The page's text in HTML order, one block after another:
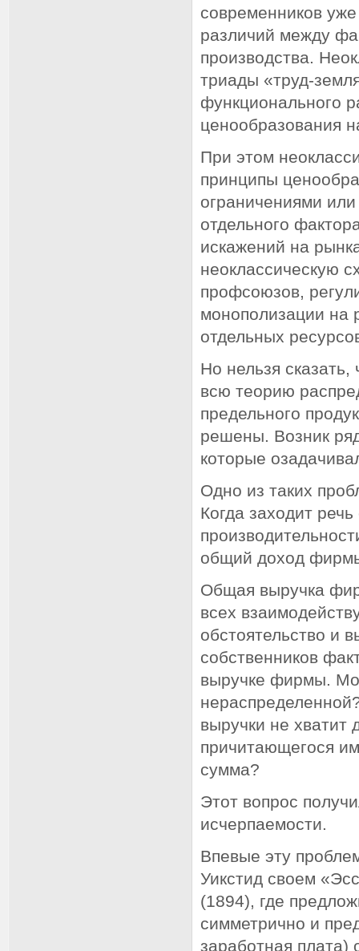
современников
различий между
производства.
триады «труд-
функционального
ценообразования
При этом
принципы
ограничениями
отдельного
искажений на
неоклассическую
профсоюзов,
монополизации на
отдельных
Но нельзя сказать,
всю теорию
предельного
решены. Возник
которые
Одно из таких
Когда заходит
общий доход
Общая выручка
всех
обстоятельство и
собственников
выручке фирмы.
выручки не хватит
причитающегося
сумма?
Этот вопрос
исчерпаемости.
Впевые эту
Уикстид своем
(1894), где
симметрично и
заработная плата)